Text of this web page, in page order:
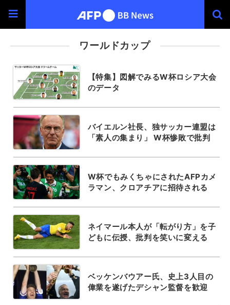
ワールドカップ
【特集】図解でみるW杯ロシア大会
のデータ
バイエルン社長、独サッカー連盟は
「素人の集まり」 W杯惨敗で批判
W杯でもみくちゃにされたAFPカメ
ラマン、クロアチアに招待される
ネイマール本人が「転がり方」を子
どもに伝授、批判を笑いに変える
ベッケンバウアー氏、史上3人目の
偉業を遂げたデシャン監督を歓迎